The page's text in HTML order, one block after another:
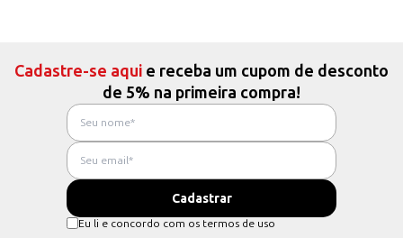
Cadastre-se aqui e receba um cupom de desconto
de 5% na primeira compra!
Eu li e concordo com os termos de uso